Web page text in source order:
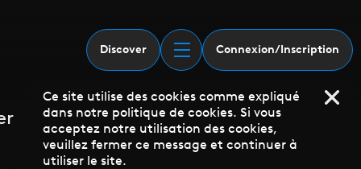
Discover Connexion/Inscription
Ce site utilise des cookies comme expliqué
dans notre politique de cookies. Si vous
acceptez notre utilisation des cookies,
veuillez fermer ce message et continuer à
utiliser le site.